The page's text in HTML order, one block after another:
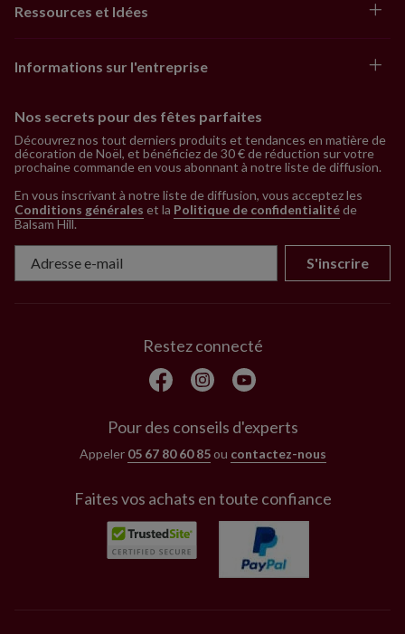
Ressources et Idées
Informations sur l'entreprise
Nos secrets pour des fêtes parfaites
Découvrez nos tout derniers produits et tendances en matière de
décoration de Noël, et bénéficiez de 30 € de réduction sur votre
prochaine commande en vous abonnant à notre liste de diffusion.
En vous inscrivant à notre liste de diffusion, vous acceptez les
Conditions générales et la Politique de confidentialitéde
Balsam Hill.
S'inscrire
Restez connecté
Pour des conseils d'experts
Appeler 05 67 80 60 85ou contactez-nous
Faites vos achats en toute confiance